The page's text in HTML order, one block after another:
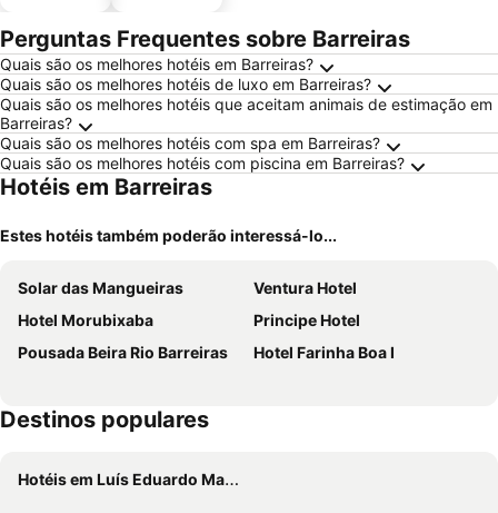
mento
Perguntas Frequentes sobre Barreiras
Quais são os melhores hotéis em Barreiras?
Quais são os melhores hotéis de luxo em Barreiras?
Quais são os melhores hotéis que aceitam animais de estimação em
Barreiras?
Quais são os melhores hotéis com spa em Barreiras?
Quais são os melhores hotéis com piscina em Barreiras?
Hotéis em Barreiras
Estes hotéis também poderão interessá-lo...
Solar das Mangueiras
Ventura Hotel
Hotel Morubixaba
Principe Hotel
Pousada Beira Rio Barreiras
Hotel Farinha Boa I
Destinos populares
Hotéis em Luís Eduardo Magalhães